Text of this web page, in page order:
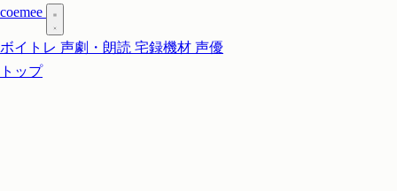
coemee
ボイトレ 声劇・朗読 宅録機材 声優
トップ